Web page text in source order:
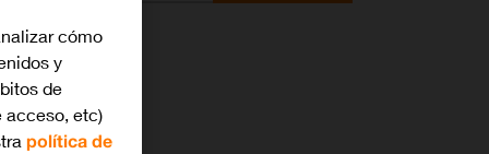
cómo
y
de
acceso, etc)
política de